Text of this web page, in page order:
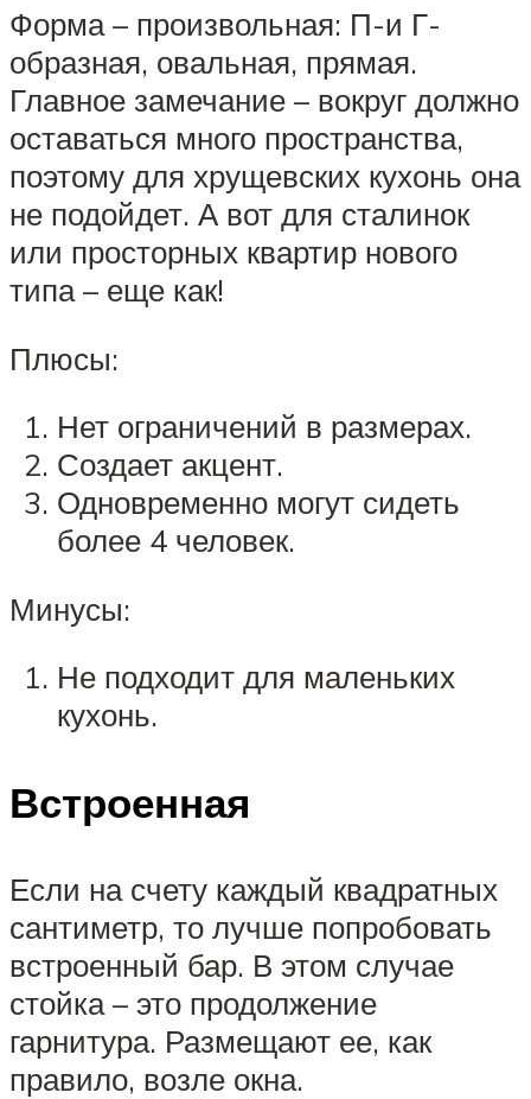
Форма – произвольная: П-и Г-
образная, овальная, прямая.
Главное замечание – вокруг должно
оставаться много пространства,
поэтому для хрущевских кухонь она
не подойдет. А вот для сталинок
или просторных квартир нового
типа – еще как!
Плюсы:
Нет ограничений в размерах.
Создает акцент.
Одновременно могут сидеть
более 4 человек.
Минусы:
Не подходит для маленьких
кухонь.
Встроенная
Если на счету каждый квадратных
сантиметр, то лучше попробовать
встроенный бар. В этом случае
стойка – это продолжение
гарнитура. Размещают ее, как
правило, возле окна.